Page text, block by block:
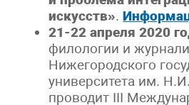
искусств».
21-22 апреля 2020
филологии и
Нижегородского
университета им.
проводит III